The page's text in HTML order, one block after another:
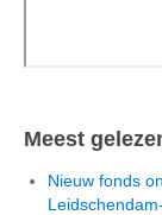
Meest
Nieuw fonds